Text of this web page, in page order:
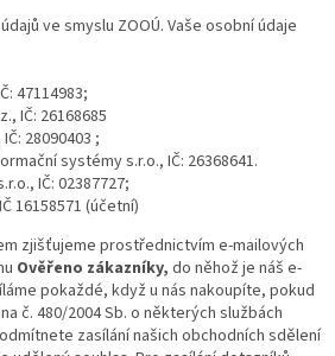
ve smyslu ZOOÚ. Vaše osobní údaje
47114983;
IČ: 26168685
28090403 ;
systémy s.r.o., IČ: 26368641.
IČ: 02387727;
16158571 (účetní)
zjišťujeme prostřednictvím e-mailových
Ověřeno zákazníky, do něhož je náš e-
pokaždé, když u nás nakoupíte, pokud
č. 480/2004 Sb. o některých službách
zasílání našich obchodních sdělení